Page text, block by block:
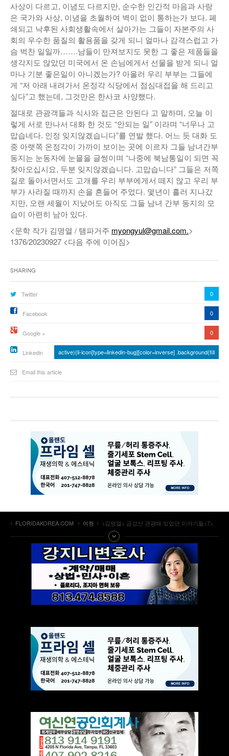
사상이 다르고, 이념도 다르지만, 순수한 인간적 마음과 사랑
은 국가와 사상, 이념을 초월하여 벽이 없이 통하는가 보다. 폐
쇄되고 낙후된 사회생활속에서 살아가는 그들이 자본주의 사
회의 우수한 품질의 활용품을 갖게 되니 얼마나 감격스럽고 가
슴 벅찬 일일까…….남들이 만져보지도 못한 그 좋은 제품들을
생각지도 않았던 미국에서 온 손님에게서 선물을 받게 되니 얼
마나 기분 좋은일이 아니겠는가? 아울러 우리 부부는 그들에
게 “저 아래 내려가서 온정각 식당에서 점심대접을 해 드리고
싶다”고 했는데, 그것만은 한사코 사양했다.
절대로 관광객들과 식사와 접근은 안된다 고 말하며, 오늘 이
렇게 서로 만나서 대화 한 것도 “안되는 일” 이라며 “너무나 고
맙습네다. 인정 잊지않겠습니다”를 연발 했다. 어느 듯 대화 도
중 아랫쪽 온정각이 가까이 보이는 곳에 이르자 그들 남녀간부
동지는 눈동자에 눈믈을 글썽이며 “나중에 북남통일이 되면 꼭
찾아오십시요, 두분 잊지않겠습니다. 고맙습니다” 그들은 저쪽
길로 돌아서면서도 고개를 우리 부부에게서 떼지 않고 우리 부
부가 사라질 때까지 손을 흔들어 주었다. 몇년이 흘러 지나갔
지만, 오랜 세월이 지났어도 아직도 그들 남녀 간부 동지의 모
습이 아련히 남아 있다.
<문학 작가 김명열 / 탬파거주 myongyul@gmail.com.>
1376/20230927 <다음 주에 이어짐>
Sharing
Twitter 0
Facebook 0
Google + 0
Linkedin active){li-icon[type=linkedin-bug][color=inverse] .background{fill
Email this article
FLORIDAKOREA.COM 여행 <김명열> 금강산 관광때 있었던 이야기들<7>